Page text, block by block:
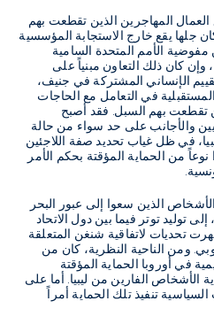
2011، مثّل وضع العمال المهاجرين الذين تقطعت بهم
جلها يقع خارج الاستجابة المؤسسية
مفوضية الأمم المتحدة السامية
وإن كان ذلك التعاون مبنياً على
الإنساني المشتركة في جنيف،
في التعامل مع الحاجات
تقطعت بهم السبل. فقد أصبح
والأجانب على حد سواء من حالة
في ظل غياب تحديد صفة اللاجئين
من الحماية المؤقتة بحكم الأمر
الذين سعوا إلى عبور البحر
توليد توتر فيما بين دول الاتحاد
تحديات لاتفاقية شنغن المتعلقة
ومن الناحية النظرية، كان من
في أوروبا الحماية المؤقتة
الأشخاص الفارين من ليبيا. أما على
تنفيذ تلك الحماية أمراً